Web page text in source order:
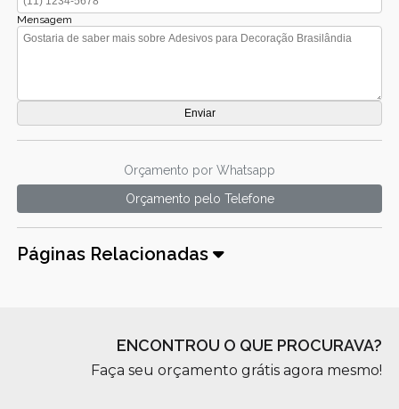
Mensagem
Orçamento por Whatsapp
Orçamento pelo Telefone
Páginas Relacionadas
ENCONTROU O QUE PROCURAVA?
Faça seu orçamento grátis agora mesmo!